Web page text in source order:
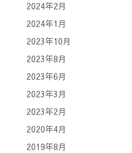
2024年2月
2024年1月
2023年10月
2023年8月
2023年6月
2023年3月
2023年2月
2020年4月
2019年8月